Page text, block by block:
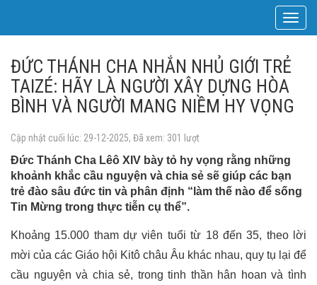
Toggle
ĐỨC THÁNH CHA NHẮN NHỦ GIỚI TRẺ
TAIZÉ: HÃY LÀ NGƯỜI XÂY DỰNG HÒA
BÌNH VÀ NGƯỜI MANG NIỀM HY VỌNG
Cập nhật cuối lúc: 29-12-2025, Đã xem: 301 lượt
Đức Thánh Cha Lêô XIV bày tỏ hy vọng rằng những
khoảnh khắc cầu nguyện và chia sẻ sẽ giúp các bạn
trẻ đào sâu đức tin và phân định “làm thế nào để sống
Tin Mừng trong thực tiễn cụ thể”.
Khoảng 15.000 tham dự viên tuổi từ 18 đến 35, theo lời
mời của các Giáo hội Kitô châu Âu khác nhau, quy tụ lại để
cầu nguyện và chia sẻ, trong tinh thần hân hoan và tình